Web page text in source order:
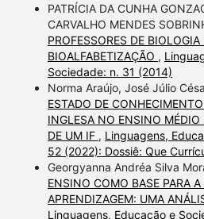
PATRÍCIA DA CUNHA
CARVALHO MENDES
PROFESSORES DE
BIOALFABETIZAÇÃO ,
Sociedade: n. 31 (2014)
Norma Araújo, José Júlio
ESTADO DE
INGLESA NO ENSINO
DE UM IF , Linguagens,
52 (2022): Dossiê: Que
Georgyanna Andréa Silva
ENSINO COMO BASE PARA
APRENDIZAGEM: UMA
Linguagens, Educação e